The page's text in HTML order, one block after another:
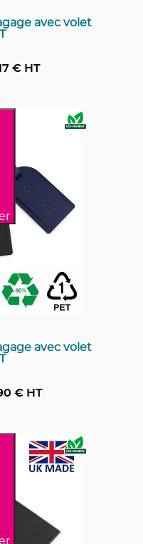
avec volet
€ HT
avec volet
€ HT